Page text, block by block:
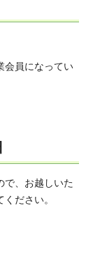
会員になってい
で、お越しいた
ださい。